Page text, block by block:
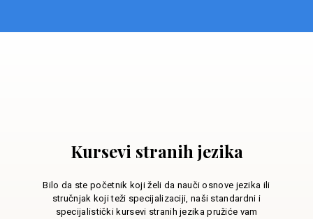
Kursevi stranih jezika
Bilo da ste početnik koji želi da nauči osnove jezika ili
stručnjak koji teži specijalizaciji, naši standardni i
specijalistički kursevi stranih jezika pružiće vam